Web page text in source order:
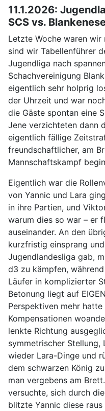
11.1.2026:
SCS vs.
Letzte Woche waren wir
sind wir Tabellenführer
Jugendliga nach
Schachvereinigung
eigentlich sehr holprig
der Uhrzeit und war
die Gäste spontan eine
Jene verzichteten dann
eigentlich fällige
freundschaftlicher, am
Mannschaftskampf
Eigentlich war die
von Yannic und Lara
in ihre Partien, und
warum dies so war – er
auseinander. An den
kurzfristig einsprang
Jugendlandesliga gab,
d3 zu kämpfen,
Läufer in komplizierter
Betonung liegt auf
Perspektiven mehr
Kompensationen
lenkte Richtung
symmetrischer Stellung,
wieder Lara-Dinge und
dem schwarzen König
man vergebens am
versuchte, sich durch
blitzte Yannic diese